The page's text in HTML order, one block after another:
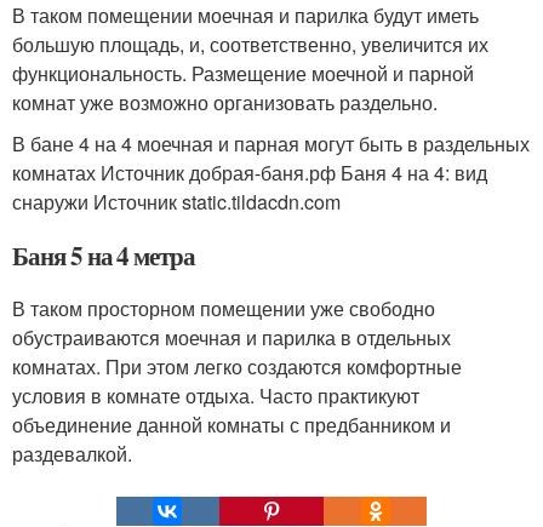
В таком помещении моечная и парилка будут иметь
большую площадь, и, соответственно, увеличится их
функциональность. Размещение моечной и парной
комнат уже возможно организовать раздельно.
В бане 4 на 4 моечная и парная могут быть в раздельных
комнатах Источник добрая-баня.рф Баня 4 на 4: вид
снаружи Источник static.tildacdn.com
Баня 5 на 4 метра
В таком просторном помещении уже свободно
обустраиваются моечная и парилка в отдельных
комнатах. При этом легко создаются комфортные
условия в комнате отдыха. Часто практикуют
объединение данной комнаты с предбанником и
раздевалкой.